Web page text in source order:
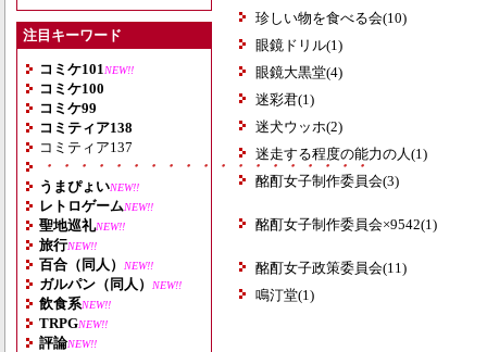
注目キーワード
コミケ101 NEW!!
コミケ100
コミケ99
コミティア138
コミティア137
・・・・・・・・・・・・・・・・・・・
うまぴょいNEW!!
レトロゲームNEW!!
聖地巡礼NEW!!
旅行NEW!!
百合（同人） NEW!!
ガルパン（同人） NEW!!
飲食系NEW!!
TRPGNEW!!
評論NEW!!
珍しい物を食べる会(10)
眼鏡ドリル(1)
眼鏡大黒堂(4)
迷彩君(1)
迷犬ウッホ(2)
迷走する程度の能力の人(1)
酩酊女子制作委員会(3)
酩酊女子制作委員会×9542(1)
酩酊女子政策委員会(11)
鳴汀堂(1)